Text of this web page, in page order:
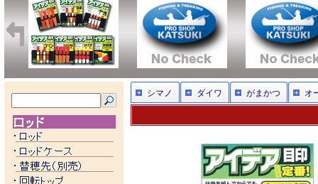
シマノ ダイワ がまかつ オ